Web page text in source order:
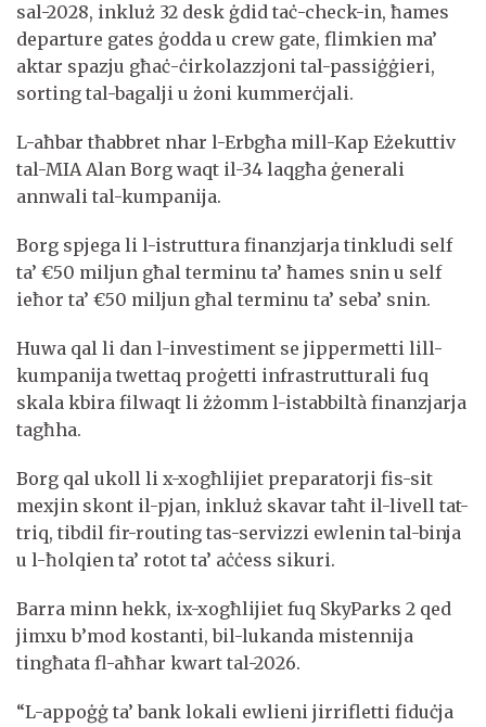
sal-2028, inkluż 32 desk ġdid taċ-check-in, ħames
departure gates ġodda u crew gate, flimkien ma’
aktar spazju għaċ-ċirkolazzjoni tal-passiġġieri,
sorting tal-bagalji u żoni kummerċjali.
L-aħbar tħabbret nhar l-Erbgħa mill-Kap Eżekuttiv
tal-MIA Alan Borg waqt il-34 laqgħa ġenerali
annwali tal-kumpanija.
Borg spjega li l-istruttura finanzjarja tinkludi self
ta’ €50 miljun għal terminu ta’ ħames snin u self
ieħor ta’ €50 miljun għal terminu ta’ seba’ snin.
Huwa qal li dan l-investiment se jippermetti lill-
kumpanija twettaq proġetti infrastrutturali fuq
skala kbira filwaqt li żżomm l-istabbiltà finanzjarja
tagħha.
Borg qal ukoll li x-xogħlijiet preparatorji fis-sit
mexjin skont il-pjan, inkluż skavar taħt il-livell tat-
triq, tibdil fir-routing tas-servizzi ewlenin tal-binja
u l-ħolqien ta’ rotot ta’ aċċess sikuri.
Barra minn hekk, ix-xogħlijiet fuq SkyParks 2 qed
jimxu b’mod kostanti, bil-lukanda mistennija
tingħata fl-aħħar kwart tal-2026.
“L-appoġġ ta’ bank lokali ewlieni jirrifletti fiduċja